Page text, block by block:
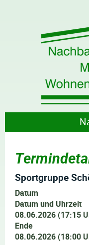
UNSERE
Sportgruppe
Datum
Datum und Uhrzeit
08.06.2026 (17:15
Ende
08.06.2026 (18:00